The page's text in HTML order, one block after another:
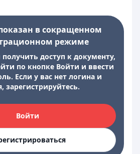
в сокращенном
режиме
доступ к документу,
по кнопке Войти и ввести
Если у вас нет логина и
зарегистрируйтесь.
Войти